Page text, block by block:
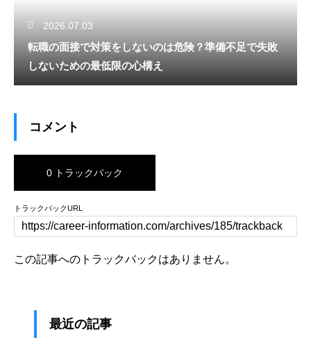
2026.07.03
転職の面接で対策をしないのは危険？準備不足で失敗
しないための最低限の心構え
コメント
0 トラックバック
トラックバックURL
この記事へのトラックバックはありません。
最近の記事